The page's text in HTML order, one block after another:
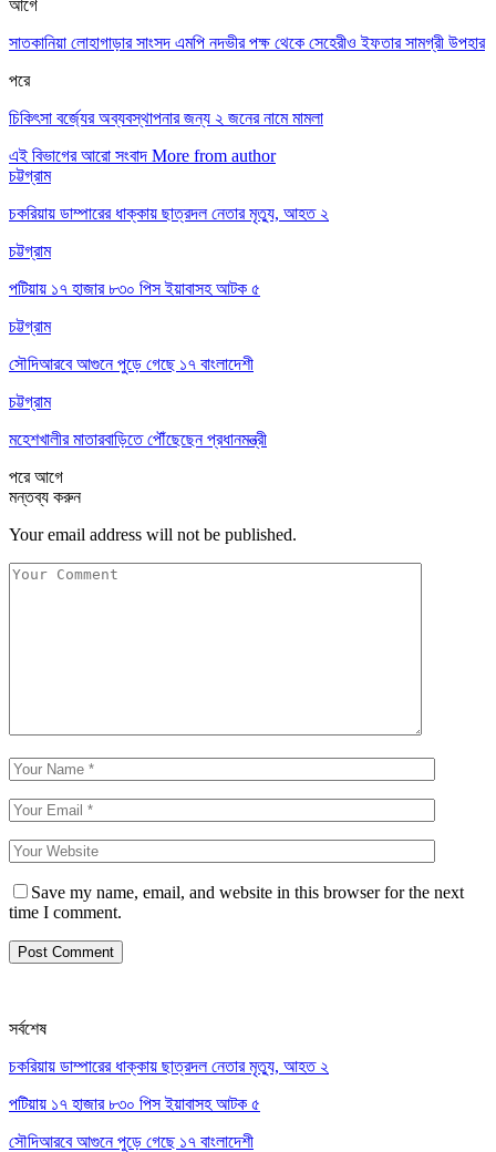
আগে
সাতকানিয়া লোহাগাড়ার সাংসদ এমপি নদভীর পক্ষ থেকে সেহেরীও ইফতার সামগ্রী উপহার
পরে
চিকিৎসা বর্জ্যের অব্যবস্থাপনার জন্য ২ জনের নামে মামলা
এই বিভাগের আরো সংবাদ More from author
চট্টগ্রাম
চকরিয়ায় ডাম্পারের ধাক্কায় ছাত্রদল নেতার মৃত্যু, আহত ২
চট্টগ্রাম
পটিয়ায় ১৭ হাজার ৮৩০ পিস ইয়াবাসহ আটক ৫
চট্টগ্রাম
সৌদিআরবে আগুনে পুড়ে গেছে ১৭ বাংলাদেশী
চট্টগ্রাম
মহেশখালীর মাতারবাড়িতে পৌঁছেছেন প্রধানমন্ত্রী
পরেআগে
মন্তব্য করুন
Your email address will not be published.
Save my name, email, and website in this browser for the next
time I comment.
সর্বশেষ
চকরিয়ায় ডাম্পারের ধাক্কায় ছাত্রদল নেতার মৃত্যু, আহত ২
পটিয়ায় ১৭ হাজার ৮৩০ পিস ইয়াবাসহ আটক ৫
সৌদিআরবে আগুনে পুড়ে গেছে ১৭ বাংলাদেশী